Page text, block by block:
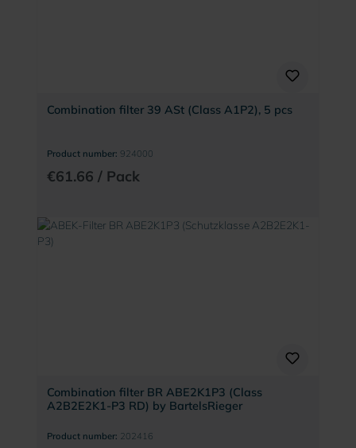
Combination filter 39 ASt (Class A1P2), 5 pcs
Product number: 924000
€61.66 / Pack
Combination filter BR ABE2K1P3 (Class
A2B2E2K1-P3 RD) by BartelsRieger
Product number: 202416